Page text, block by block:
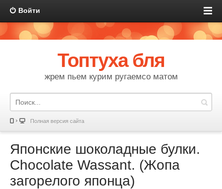
Войти
Топтуха бля
жрем пьем курим ругаемсо матом
Полная версия сайта
Японские шоколадные булки.
Chocolate Wassant. (Жопа
загорелого японца)